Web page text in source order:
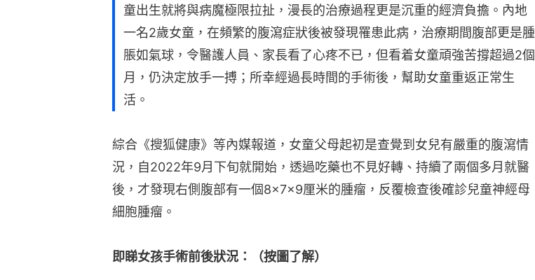
童出生就將與病魔極限拉扯，漫長的治療過程更是沉重的經濟負擔。內地
一名2歲女童，在頻繁的腹瀉症狀後被發現罹患此病，治療期間腹部更是腫
脹如氣球，令醫護人員、家長看了心疼不已，但看着女童頑強苦撐超過2個
月，仍決定放手一搏；所幸經過長時間的手術後，幫助女童重返正常生
活。
綜合《搜狐健康》等內媒報道，女童父母起初是查覺到女兒有嚴重的腹瀉情
況，自2022年9月下旬就開始，透過吃藥也不見好轉、持續了兩個多月就醫
後，才發現右側腹部有一個8×7×9厘米的腫瘤，反覆檢查後確診兒童神經母
細胞腫瘤。
即睇女孩手術前後狀況：（按圖了解）